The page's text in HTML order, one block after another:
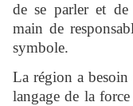
de se parler et de
main de
symbole.
La région a
langage de la